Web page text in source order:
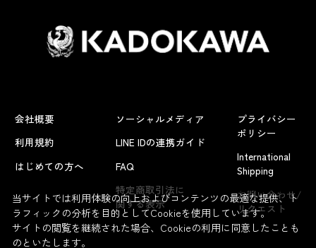
よくあるお問い合わせ
会社概要
利用規約
はじめての方へ
ソーシャルメディア
LINE IDの連携ガイド
FAQ
特定商取引法に
関する表示
プライバシー
ポリシー
International
Shipping
お問い合わせ/
リクエスト
当サイトでは利用体験の向上およびコンテンツの最適な提供、ト
ラフィックの分析を目的としてCookieを使用しています。
サイトの閲覧を継続された場合、Cookieの利用に同意したことも
のといたします。